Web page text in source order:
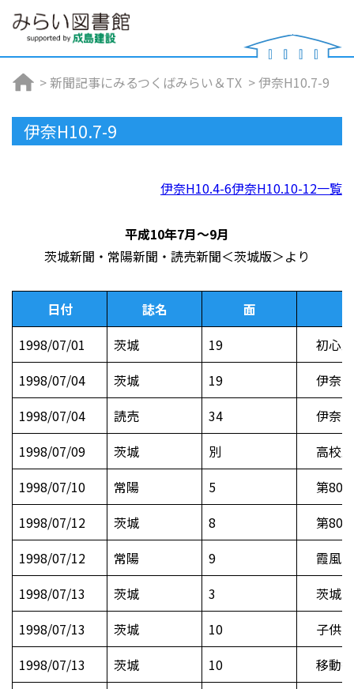
> 新聞記事にみるつくばみらい＆TX >伊奈H10.7-9
伊奈H10.7-9
伊奈H10.4-6伊奈H10.10-12一覧
平成10年7月～9月
茨城新聞・常陽新聞・読売新聞＜茨城版＞より
日付 誌名
面
1998/07/01
茨城 19
初心
1998/07/04
茨城 19
伊奈
1998/07/04
読売 34
伊奈
1998/07/09
茨城 別
高校
1998/07/10
常陽 5
第80
1998/07/12
茨城 8
第80
1998/07/12
常陽 9
霞風
1998/07/13
茨城 3
茨城
1998/07/13
茨城 10
子供
1998/07/13
茨城 10
移動